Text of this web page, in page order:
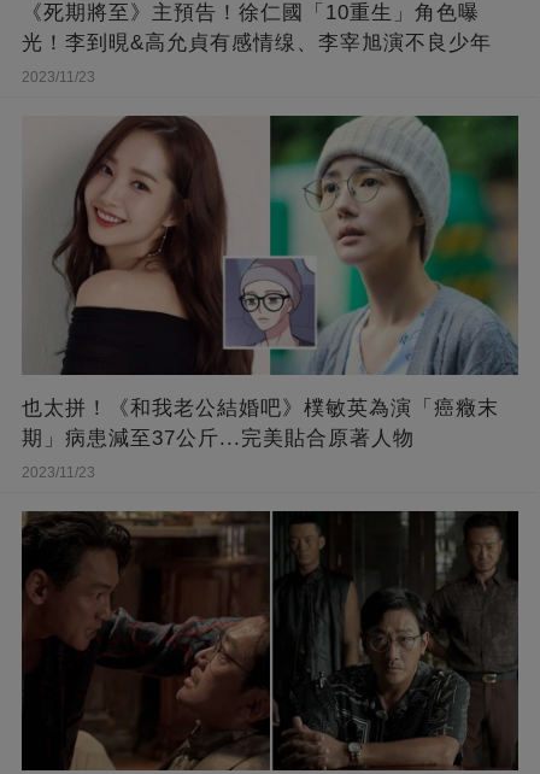
《死期將至》主預告！徐仁國「10重生」角色曝
光！李到晛&高允貞有感情缐、李宰旭演不良少年
2023/11/23
也太拼！《和我老公結婚吧》樸敏英為演「癌癥末
期」病患減至37公斤...完美貼合原著人物
2023/11/23